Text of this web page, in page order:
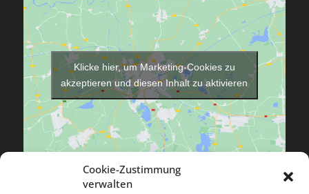
Cookie-Zustimmung
verwalten
Klicke hier, um Marketing-Cookies zu
akzeptieren und diesen Inhalt zu aktivieren